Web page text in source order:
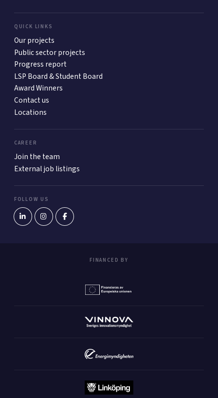
QUICK LINKS
Our projects
Public sector projects
Progress report
LSP Board & Student Board
Award Winners
Contact us
Locations
CAREER
Join the team
External job listings
FOLLOW US
FINANCED BY